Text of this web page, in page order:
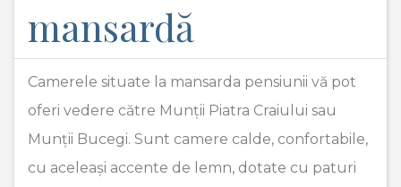
mansardă
Camerele situate la mansarda pensiunii vă pot
oferi vedere către Munții Piatra Craiului sau
Munții Bucegi. Sunt camere calde, confortabile,
cu aceleași accente de lemn, dotate cu paturi